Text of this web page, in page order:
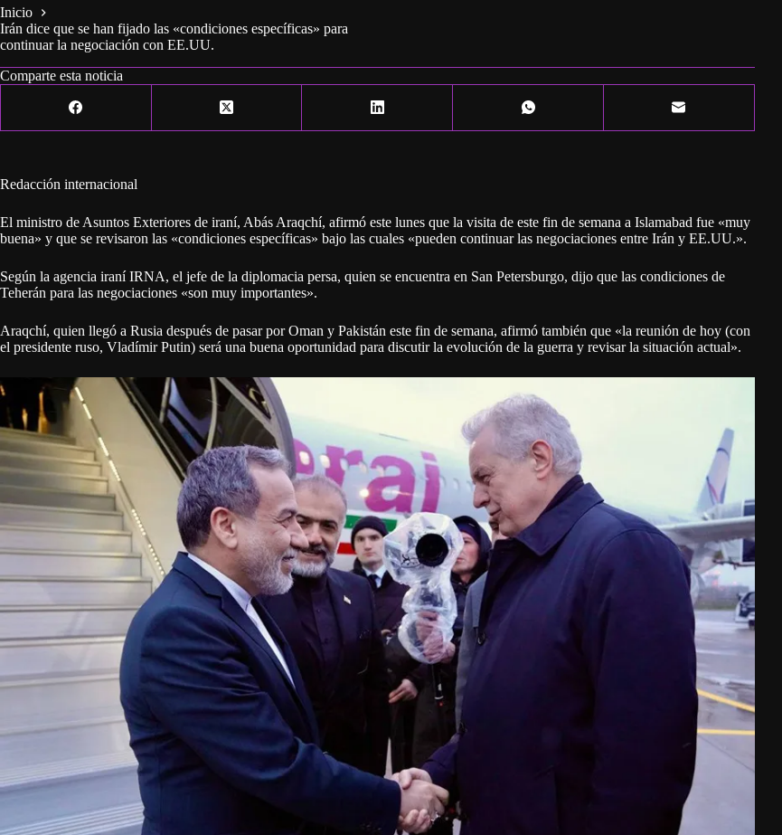
Inicio
Irán dice que se han fijado las «condiciones específicas» para
continuar la negociación con EE.UU.
Comparte esta noticia
Redacción internacional
El ministro de Asuntos Exteriores de iraní, Abás Araqchí, afirmó este lunes que la visita de este fin de semana a Islamabad fue «muy
buena» y que se revisaron las «condiciones específicas» bajo las cuales «pueden continuar las negociaciones entre Irán y EE.UU.».
Según la agencia iraní IRNA, el jefe de la diplomacia persa, quien se encuentra en San Petersburgo, dijo que las condiciones de
Teherán para las negociaciones «son muy importantes».
Araqchí, quien llegó a Rusia después de pasar por Oman y Pakistán este fin de semana, afirmó también que «la reunión de hoy (con
el presidente ruso, Vladímir Putin) será una buena oportunidad para discutir la evolución de la guerra y revisar la situación actual».